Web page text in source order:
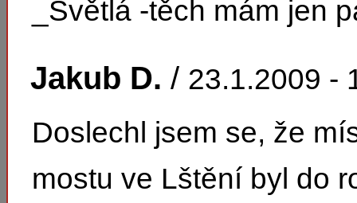
_Světlá -těch mám jen
Jakub D. / 23.1.2009 -
Doslechl jsem se, že
mostu ve Lštění byl do